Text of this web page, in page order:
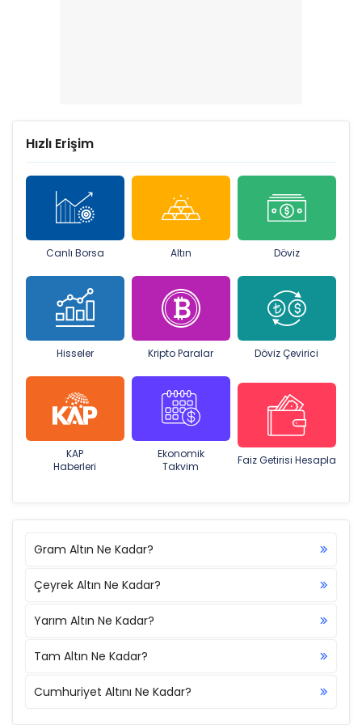
Hızlı Erişim
Canlı Borsa Altın Döviz
Hisseler Kripto Paralar Döviz Çevirici
KAP
Haberleri
Ekonomik
Takvim
Faiz Getirisi Hesapla
Gram Altın Ne Kadar?
Çeyrek Altın Ne Kadar?
Yarım Altın Ne Kadar?
Tam Altın Ne Kadar?
Cumhuriyet Altını Ne Kadar?